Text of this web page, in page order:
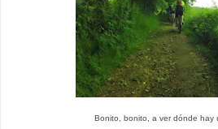
Bonito, bonito, a ver dónde hay